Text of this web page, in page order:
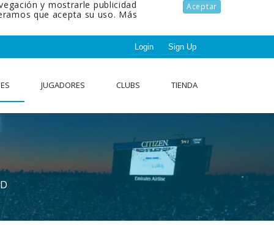
Aceptar
y mostrarle publicidad
que acepta su uso. Más
Login Sign Up
JUGADORES CLUBS TIENDA